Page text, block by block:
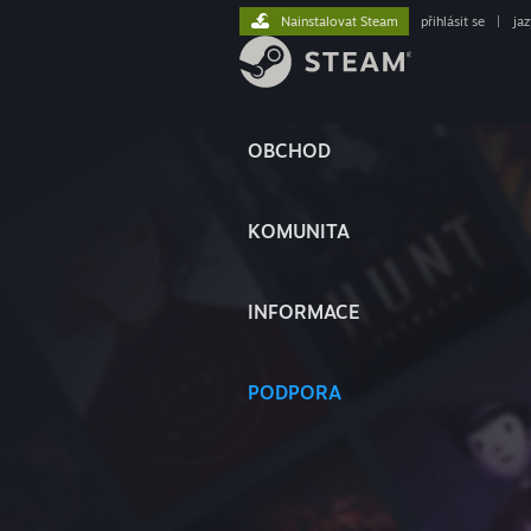
OBCHOD
KOMUNITA
INFORMACE
PODPORA
Nainstalovat Steam přihlásit se